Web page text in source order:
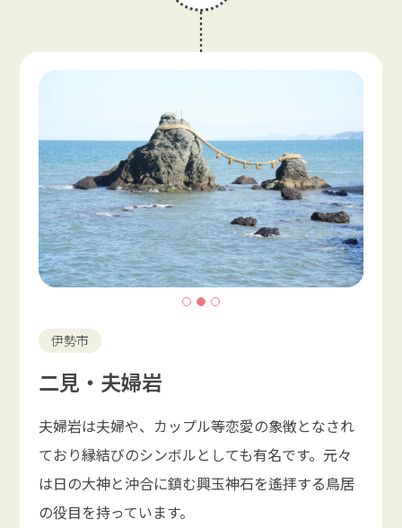
伊勢市
二見・夫婦岩
夫婦岩は夫婦や、カップル等恋愛の象徴となされ
ており縁結びのシンボルとしても有名です。元々
は日の大神と沖合に鎮む興玉神石を遙拝する鳥居
の役目を持っています。